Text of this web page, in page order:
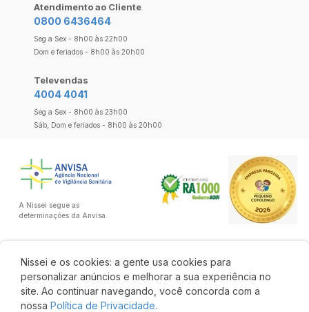
Nissei e os cookies: a gente usa cookies para
personalizar anúncios e melhorar a sua experiência no
site. Ao continuar navegando, você concorda com a
nossa Política de Privacidade.
Atendimento ao Cliente
0800 6436464
Seg a Sex - 8h00 às 22h00
Dom e feriados - 8h00 às 20h00
Televendas
4004 4041
Seg a Sex - 8h00 às 23h00
Sáb, Dom e feriados - 8h00 às 20h00
A Nissei segue as
determinações da Anvisa.